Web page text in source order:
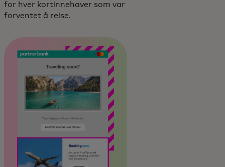
for hver kortinnehaver som var
forventet å reise.